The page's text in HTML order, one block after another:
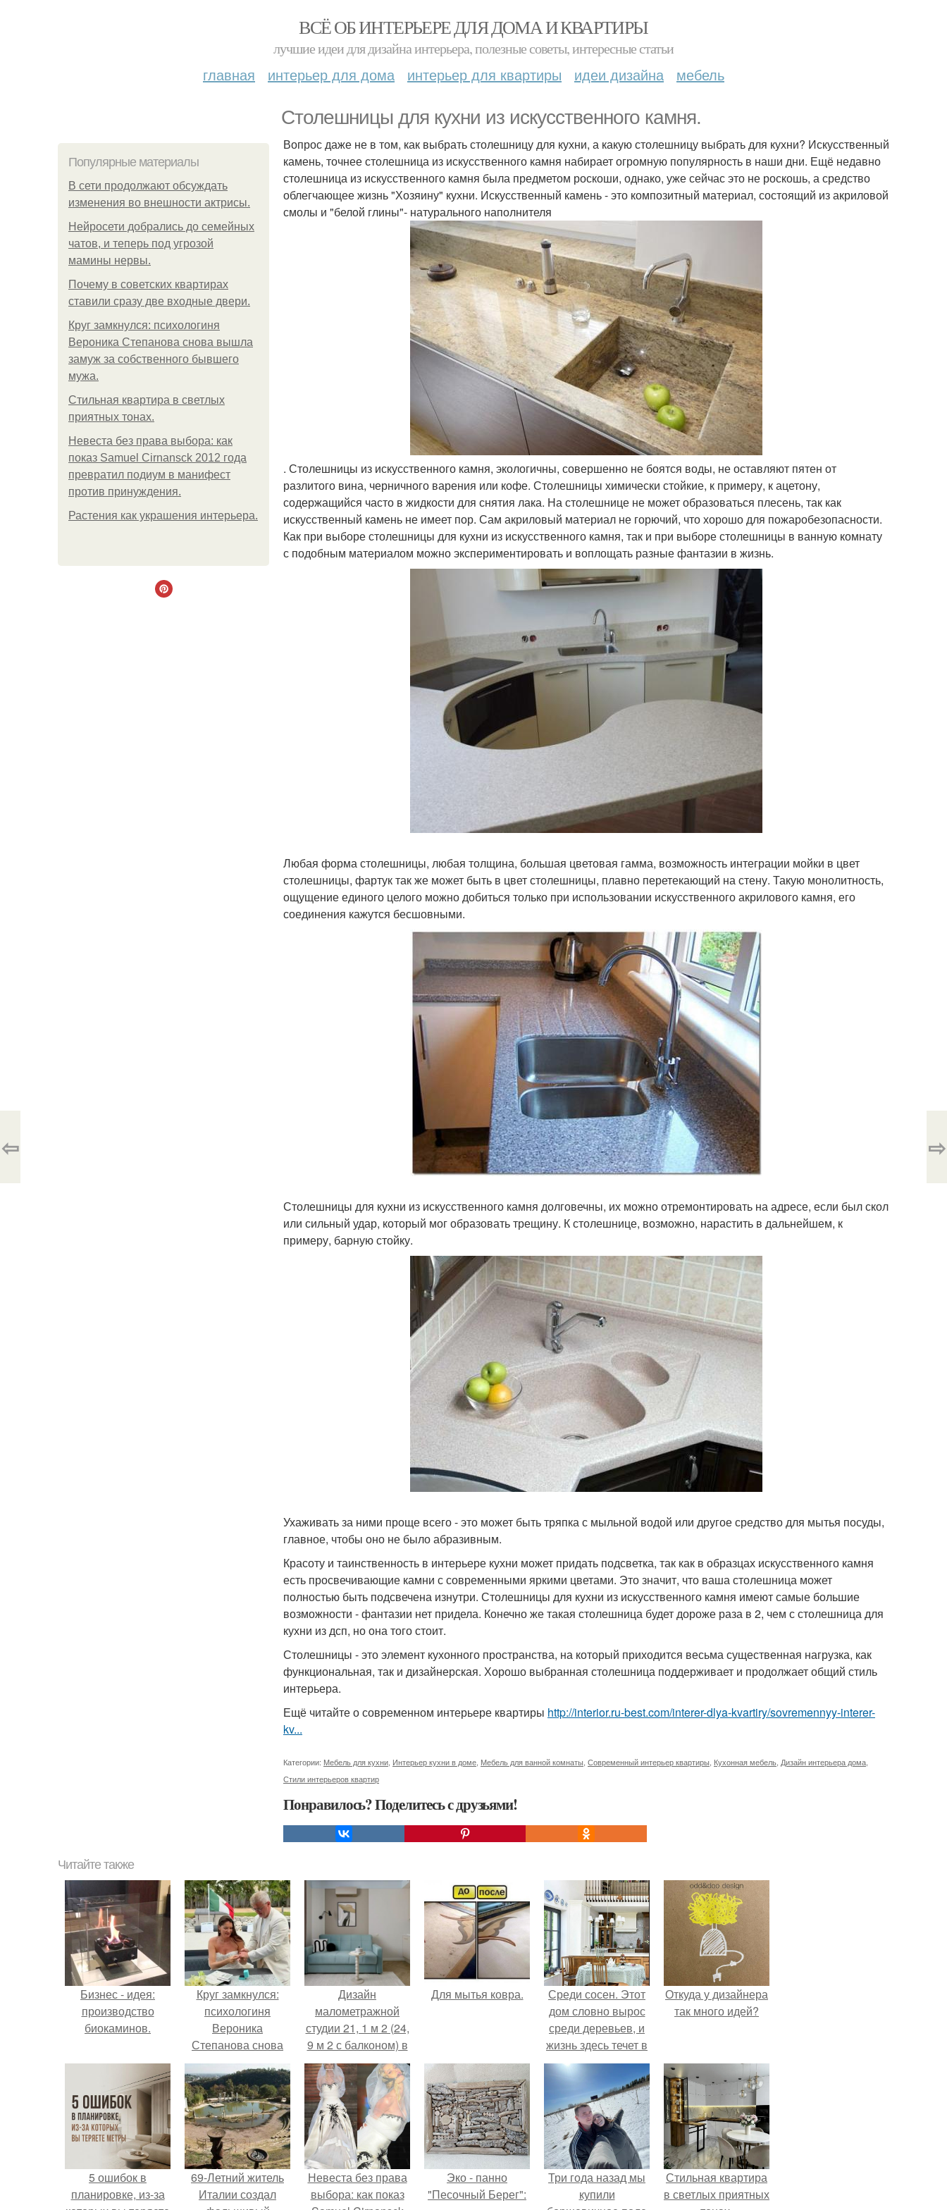
ВСЁ ОБ ИНТЕРЬЕРЕ ДЛЯ ДОМА И КВАРТИРЫ
лучшие идеи для дизайна интерьера, полезные советы, интересные статьи
главная интерьер для дома интерьер для квартиры идеи дизайна мебель
Столешницы для кухни из искусственного камня.
Популярные материалы
В сети продолжают обсуждать
изменения во внешности актрисы.
Нейросети добрались до семейных
чатов, и теперь под угрозой
мамины нервы.
Почему в советских квартирах
ставили сразу две входные двери.
Круг замкнулся: психологиня
Вероника Степанова снова вышла
замуж за собственного бывшего
мужа.
Стильная квартира в светлых
приятных тонах.
Невеста без права выбора: как
показ Samuel Cirnansck 2012 года
превратил подиум в манифест
против принуждения.
Растения как украшения интерьера.
Вопрос даже не в том, как выбрать столешницу для кухни, а какую столешницу выбрать для кухни? Искусственный
камень, точнее столешница из искусственного камня набирает огромную популярность в наши дни. Ещё недавно
столешница из искусственного камня была предметом роскоши, однако, уже сейчас это не роскошь, а средство
облегчающее жизнь "Хозяину" кухни. Искусственный камень - это композитный материал, состоящий из акриловой
смолы и "белой глины"- натурального наполнителя
. Столешницы из искусственного камня, экологичны, совершенно не боятся воды, не оставляют пятен от
разлитого вина, черничного варения или кофе. Столешницы химически стойкие, к примеру, к ацетону,
содержащийся часто в жидкости для снятия лака. На столешнице не может образоваться плесень, так как
искусственный камень не имеет пор. Сам акриловый материал не горючий, что хорошо для пожаробезопасности.
Как при выборе столешницы для кухни из искусственного камня, так и при выборе столешницы в ванную комнату
с подобным материалом можно экспериментировать и воплощать разные фантазии в жизнь.
Любая форма столешницы, любая толщина, большая цветовая гамма, возможность интеграции мойки в цвет
столешницы, фартук так же может быть в цвет столешницы, плавно перетекающий на стену. Такую монолитность,
ощущение единого целого можно добиться только при использовании искусственного акрилового камня, его
соединения кажутся бесшовными.
Столешницы для кухни из искусственного камня долговечны, их можно отремонтировать на адресе, если был скол
или сильный удар, который мог образовать трещину. К столешнице, возможно, нарастить в дальнейшем, к
примеру, барную стойку.
Ухаживать за ними проще всего - это может быть тряпка с мыльной водой или другое средство для мытья посуды,
главное, чтобы оно не было абразивным.
Красоту и таинственность в интерьере кухни может придать подсветка, так как в образцах искусственного камня
есть просвечивающие камни с современными яркими цветами. Это значит, что ваша столешница может
полностью быть подсвечена изнутри. Столешницы для кухни из искусственного камня имеют самые большие
возможности - фантазии нет придела. Конечно же такая столешница будет дороже раза в 2, чем с столешница для
кухни из дсп, но она того стоит.
Столешницы - это элемент кухонного пространства, на который приходится весьма существенная нагрузка, как
функциональная, так и дизайнерская. Хорошо выбранная столешница поддерживает и продолжает общий стиль
интерьера.
Ещё читайте о современном интерьере квартиры http://interior.ru-best.com/interer-dlya-kvartiry/sovremennyy-interer-
kv...
Категории: Мебель для кухни Интерьер кухни в доме Мебель для ванной комнаты Современный интерьер квартиры Кухонная мебель Дизайн интерьера дома
Стили интерьеров квартир
Понравилось? Поделитесь с друзьями!
⇦ ⇨
Читайте также
Бизнес - идея:
производство
биокаминов.
Круг замкнулся:
психологиня
Вероника
Степанова снова
вышла замуж за
собственного
бывшего мужа.
Дизайн
малометражной
студии 21, 1 м 2 (24,
9 м 2 с балконом) в
Краснодаре.
Для мытья ковра.
Среди сосен. Этот
дом словно вырос
среди деревьев, и
жизнь здесь течет в
собственном ритме
- спокойно, без
спешки и лишнего
шума.
Откуда у дизайнера
так много идей?
5 ошибок в
планировке, из-за
69-Летний житель
Италии создал
Невеста без права
выбора: как показ
Эко - панно
"Песочный Берег":
Три года назад мы
купили
Стильная квартира
в светлых приятных